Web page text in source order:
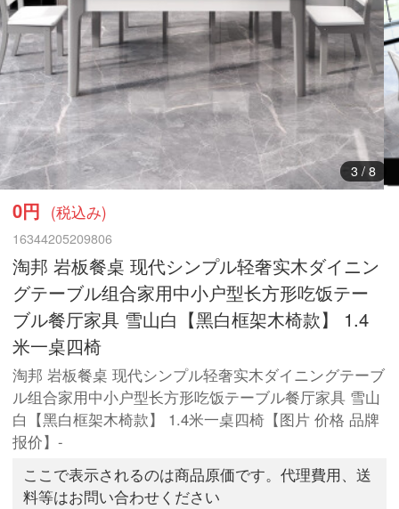
3/ 8
0円 (税込み)
16344205209806
淘邦 岩板餐桌 现代シンプル轻奢实木ダイニン
グテーブル组合家用中小户型长方形吃饭テー
ブル餐厅家具 雪山白【黑白框架木椅款】 1.4
米一桌四椅
淘邦 岩板餐桌 现代シンプル轻奢实木ダイニングテーブ
ル组合家用中小户型长方形吃饭テーブル餐厅家具 雪山
白【黑白框架木椅款】 1.4米一桌四椅【图片 价格 品牌
报价】-
ここで表示されるのは商品原価です。代理費用、送
料等はお問い合わせください